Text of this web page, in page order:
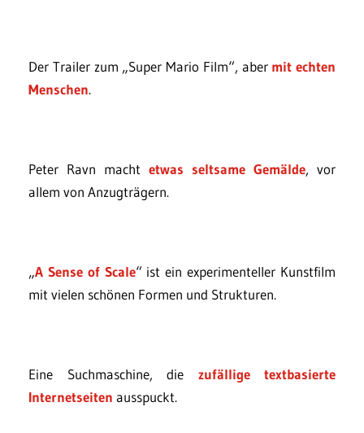
Der Trailer zum „Super Mario Film“, aber mit echten
Menschen.
Peter Ravn macht etwas seltsame Gemälde, vor
allem von Anzugträgern.
„A Sense of Scale“ ist ein experimenteller Kunstfilm
mit vielen schönen Formen und Strukturen.
Eine Suchmaschine, die zufällige textbasierte
Internetseiten ausspuckt.